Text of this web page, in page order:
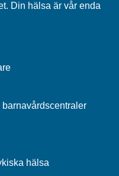
Din hälsa är vår enda
hälsa